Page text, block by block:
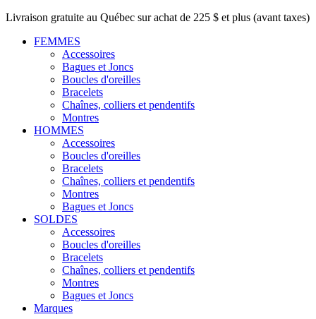
Livraison gratuite au Québec sur achat de 225 $ et plus (avant taxes)
FEMMES
Accessoires
Bagues et Joncs
Boucles d'oreilles
Bracelets
Chaînes, colliers et pendentifs
Montres
HOMMES
Accessoires
Boucles d'oreilles
Bracelets
Chaînes, colliers et pendentifs
Montres
Bagues et Joncs
SOLDES
Accessoires
Boucles d'oreilles
Bracelets
Chaînes, colliers et pendentifs
Montres
Bagues et Joncs
Marques